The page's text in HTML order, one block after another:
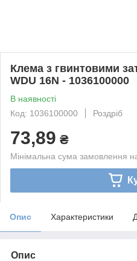
Клема з гвинтовими
WDU 16N - 1036100000
В наявності
Код: 1036100000
Роздріб
73,89 ₴
Мінімальна сума замовлення
Опис Характеристики
Опис